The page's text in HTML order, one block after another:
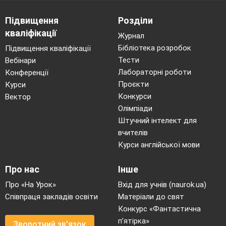
Загальний огляд травної системи людини.
складання опорної схеми)
Підвищення
кваліфікації
Підвищення кваліфікації
Вебінари
Конференції
Курси
Вектор
Розділи
Журнал
Бібліотека розробок
Тести
Лабораторні роботи
Проєкти
Конкурси
Олімпіади
Штучний інтелект для
вчителів
Курси англійської мови
Про нас
Про «На Урок»
Співпраця закладів освіти
Інше
Вхід для учнів (naurok.ua)
Матеріали до свят
Конкурс «Фантастична
п’ятірка»